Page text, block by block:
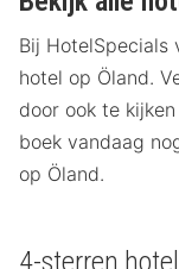
Bij HotelSpecials
hotel op Öland.
door ook te
boek vandaag
op Öland.
4-sterren